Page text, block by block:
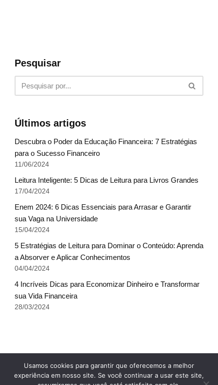
Pesquisar
Últimos artigos
Descubra o Poder da Educação Financeira: 7 Estratégias
para o Sucesso Financeiro
11/06/2024
Leitura Inteligente: 5 Dicas de Leitura para Livros Grandes
17/04/2024
Enem 2024: 6 Dicas Essenciais para Arrasar e Garantir
sua Vaga na Universidade
15/04/2024
5 Estratégias de Leitura para Dominar o Conteúdo: Aprenda
a Absorver e Aplicar Conhecimentos
04/04/2024
4 Incríveis Dicas para Economizar Dinheiro e Transformar
sua Vida Financeira
28/03/2024
Fale conosco
Glossário do Sucesso
Política de Privacidade
Sobre Nós Termos de uso
x
Usamos cookies para garantir que oferecemos a melhor
experiência em nosso site. Se você continuar a usar este site,